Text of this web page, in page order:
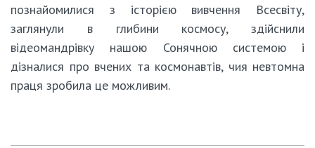
познайомилися з історією вивчення Всесвіту,
заглянули в глибини космосу, здійснили
відеомандрівку нашою Сонячною системою і
дізналися про вчених та космонавтів, чия невтомна
праця зробила це можливим.